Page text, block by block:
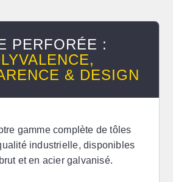
PERFORÉE :
& DESIGN
gamme complète detôles
industrielle, disponibles
et en acier galvanisé.